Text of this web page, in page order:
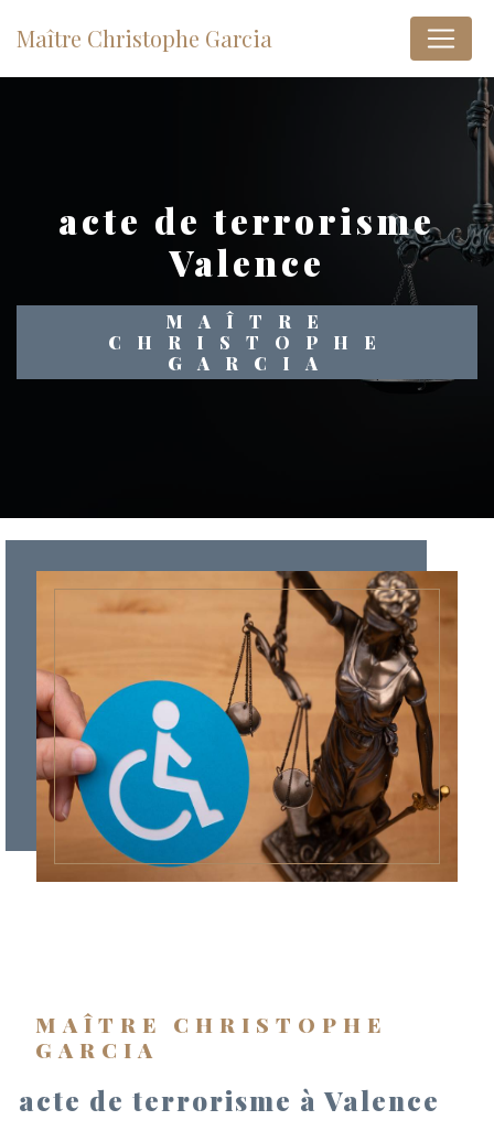
Maître Christophe Garcia
acte de terrorisme
Valence
MAÎTRE
CHRISTOPHE
GARCIA
MAÎTRE CHRISTOPHE
GARCIA
acte de terrorisme à Valence